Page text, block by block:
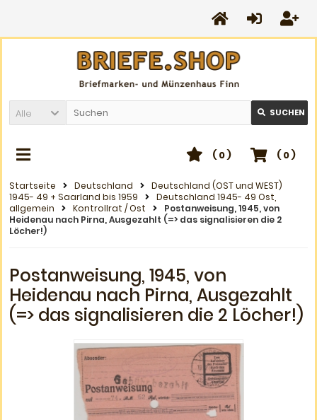
Alle SUCHEN
( 0)
( 0)
Startseite Deutschland
Deutschland (OST und WEST)
1945- 49 + Saarland bis 1959
Deutschland 1945- 49 Ost,
allgemein
Kontrollrat / Ost
Postanweisung, 1945, von
Heidenau nach Pirna, Ausgezahlt (=> das signalisieren die 2
Löcher!)
Postanweisung, 1945, von
Heidenau nach Pirna, Ausgezahlt
(=> das signalisieren die 2 Löcher!)